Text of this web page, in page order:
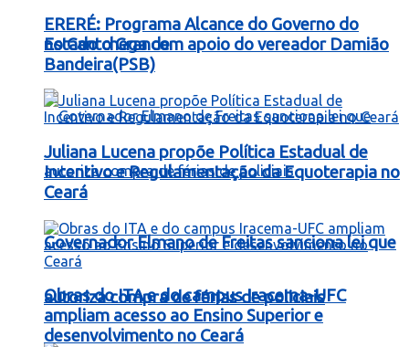
no Canto Grande
Governador Elmano de Freitas sanciona lei que
autoriza compra de férias de policiais
ERERÉ: Programa Alcance do Governo do
Estado chega com apoio do vereador Damião
Bandeira(PSB)
Juliana Lucena propõe Política Estadual de
Incentivo e Regulamentação da Equoterapia no
Ceará
Obras do ITA e do campus Iracema-UFC
ampliam acesso ao Ensino Superior e
desenvolvimento no Ceará